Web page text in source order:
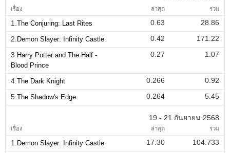
เรื่อง ล่าสุด รวม
1. The Conjuring: Last Rites 0.63
28.86
2. Demon Slayer: Infinity Castle 0.42
171.22
3. Harry Potter and The Half -
Blood Prince
0.27 1.07
4. The Dark Knight 0.266
0.92
5. The Shadow's Edge 0.264 5.45
19 - 21 กันยายน 2568
เรื่อง ล่าสุด รวม
1. Demon Slayer: Infinity Castle 17.30
104.733